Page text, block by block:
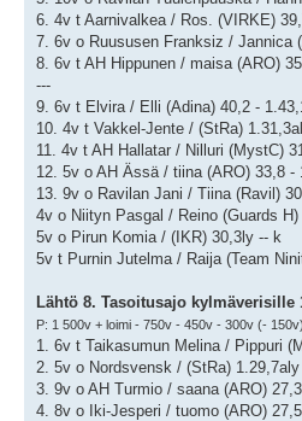
6. 4v t Aarnivalkea / Ros. (VIRKE)
7. 6v o Ruususen Franksiz / Jannica
8. 6v t AH Hippunen / maisa (ARO)
---
9. 6v t Elvira / Elli (Adina) 40,2 -
10. 4v t Vakkel-Jente / (StRa)
11. 4v t AH Hallatar / Nilluri (MystC)
12. 5v o AH Ässä / tiina (ARO) 33,8 -
13. 9v o Ravilan Jani / Tiina (Ravil)
4v o Niityn Pasgal / Reino (Guards
5v o Pirun Komia / (IKR) 30,3ly -- k
5v t Purnin Jutelma / Raija (Team
Lähtö 8. Tasoitusajo kylmäverisille
P: 1 500v + loimi - 750v - 450v - 300v (- 150v)
1. 6v t Taikasumun Melina / Pippuri
2. 5v o Nordsvensk / (StRa)
3. 9v o AH Turmio / saana (ARO)
4. 8v o Iki-Jesperi / tuomo (ARO)